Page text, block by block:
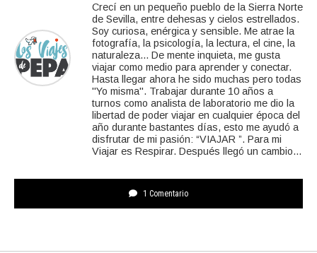
Crecí en un pequeño pueblo de la Sierra Norte
de Sevilla, entre dehesas y cielos estrellados.
Soy curiosa, enérgica y sensible. Me atrae la
fotografía, la psicología, la lectura, el cine, la
naturaleza... De mente inquieta, me gusta
viajar como medio para aprender y conectar.
Hasta llegar ahora he sido muchas pero todas
"Yo misma". Trabajar durante 10 años a
turnos como analista de laboratorio me dio la
libertad de poder viajar en cualquier época del
año durante bastantes días, esto me ayudó a
disfrutar de mi pasión: “VIAJAR ”. Para mi
Viajar es Respirar. Después llegó un cambio...
1 Comentario